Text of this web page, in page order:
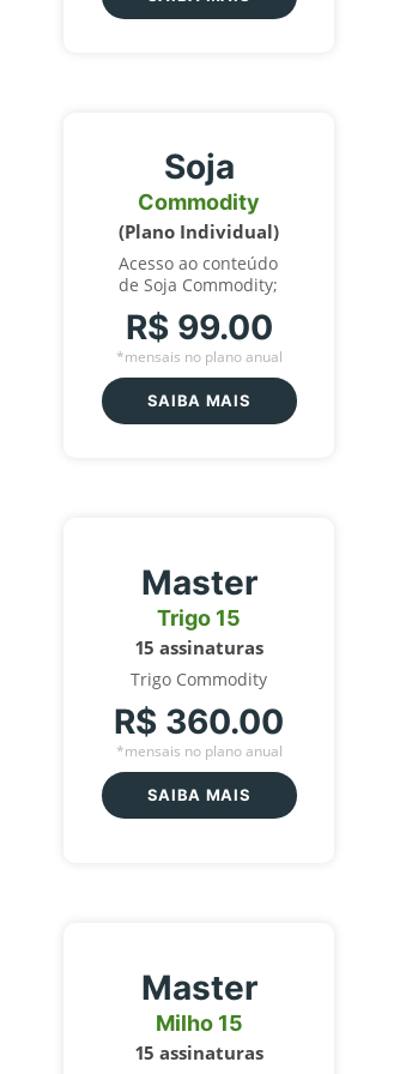
Soja
Commodity
(Plano Individual)
Acesso ao conteúdo
de Soja Commodity;
R$ 99.00
*mensais no plano anual
SAIBA MAIS
Master
Trigo 15
15 assinaturas
Trigo Commodity
R$ 360.00
*mensais no plano anual
SAIBA MAIS
Master
Milho 15
15 assinaturas